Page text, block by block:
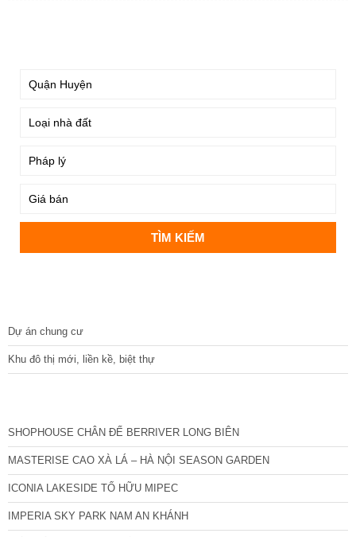
Dự án chung cư
Khu đô thị mới, liền kề, biệt thự
SHOPHOUSE CHÂN ĐẾ BERRIVER LONG BIÊN
MASTERISE CAO XÀ LÁ – HÀ NỘI SEASON GARDEN
ICONIA LAKESIDE TỐ HỮU MIPEC
IMPERIA SKY PARK NAM AN KHÁNH